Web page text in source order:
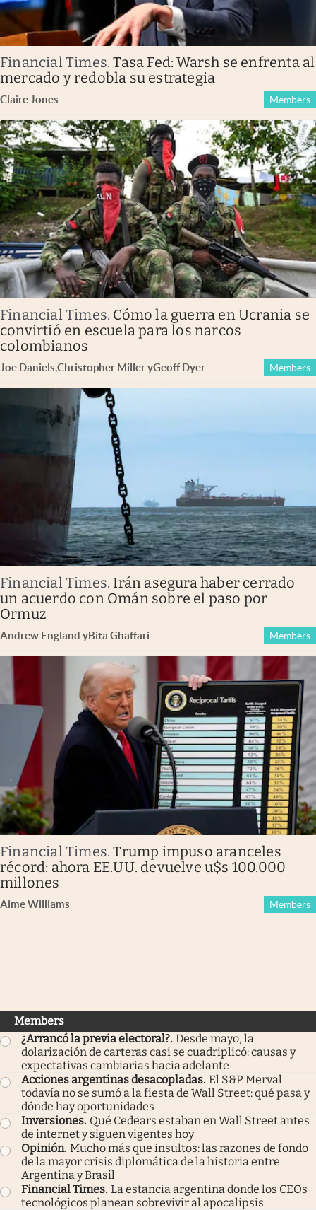
Financial Times.Tasa Fed: Warsh se enfrenta al
mercado y redobla su estrategia
Claire Jones Members
Financial Times. Cómo la guerra en Ucrania se
convirtió en escuela para los narcos
colombianos
Joe Daniels,Christopher MilleryGeoff Dyer Members
Financial Times. Irán asegura haber cerrado
un acuerdo con Omán sobre el paso por
Ormuz
Andrew England yBita Ghaffari Members
Financial Times.Trump impuso aranceles
récord: ahora EE.UU. devuelve u$s 100.000
millones
Aime Williams Members
Members
¿Arrancó la previa electoral?. Desde mayo, la
dolarización de carteras casi se cuadriplicó: causas y
expectativas cambiarias hacia adelante
Acciones argentinas desacopladas. El S&P Merval
todavía no se sumó a la fiesta de Wall Street: qué pasa y
dónde hay oportunidades
Inversiones. Qué Cedears estaban en Wall Street antes
de internet y siguen vigentes hoy
Opinión. Mucho más que insultos: las razones de fondo
de la mayor crisis diplomática de la historia entre
Argentina y Brasil
Financial Times. La estancia argentina donde los CEOs
tecnológicos planean sobrevivir al apocalipsis